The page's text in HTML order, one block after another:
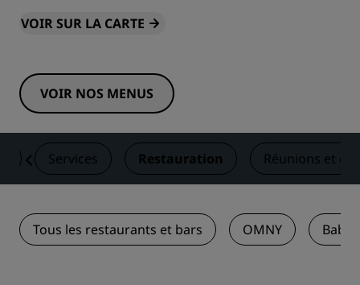
VOIR SUR LA CARTE
VOIR NOS MENUS
Services Restauration Réunions et
Tous les restaurants et bars OMNY Bab-